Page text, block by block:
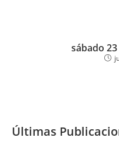
sábado
Últimas